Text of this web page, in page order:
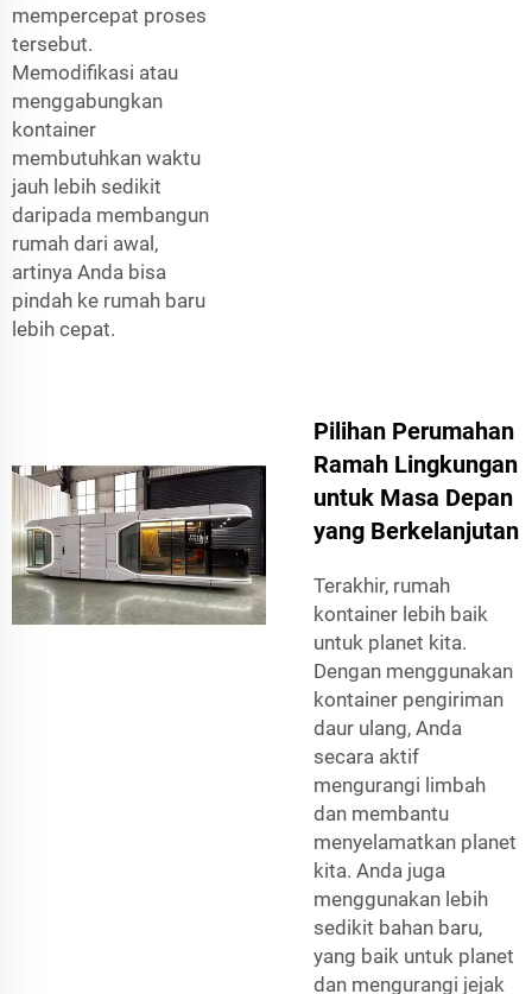
mempercepat proses
tersebut.
Memodifikasi atau
menggabungkan
kontainer
membutuhkan waktu
jauh lebih sedikit
daripada membangun
rumah dari awal,
artinya Anda bisa
pindah ke rumah baru
lebih cepat.
Pilihan Perumahan
Ramah Lingkungan
untuk Masa Depan
yang Berkelanjutan
Terakhir, rumah
kontainer lebih baik
untuk planet kita.
Dengan menggunakan
kontainer pengiriman
daur ulang, Anda
secara aktif
mengurangi limbah
dan membantu
menyelamatkan planet
kita. Anda juga
menggunakan lebih
sedikit bahan baru,
yang baik untuk planet
dan mengurangi jejak